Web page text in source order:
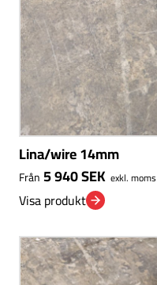
Lina/wire 14mm
Från5 940SEK exkl. moms
Visa produkt